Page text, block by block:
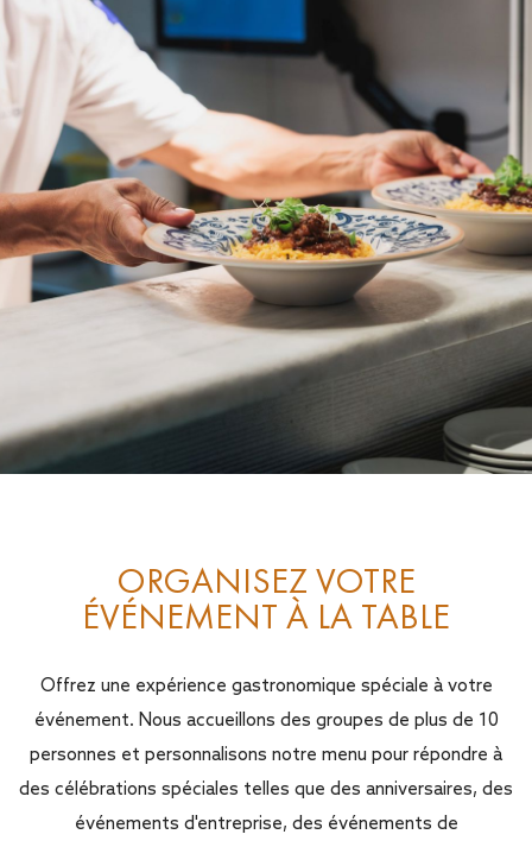
ORGANISEZ VOTRE
ÉVÉNEMENT À LA TABLE
Offrez une expérience gastronomique spéciale à votre
événement. Nous accueillons des groupes de plus de 10
personnes et personnalisons notre menu pour répondre à
des célébrations spéciales telles que des anniversaires, des
événements d'entreprise, des événements de